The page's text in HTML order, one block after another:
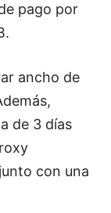
pago por
ancho de
de 3 días
con una